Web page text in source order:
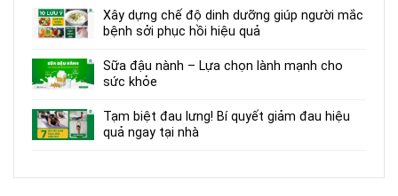
Xây dựng chế độ dinh dưỡng giúp người mắc
bệnh sởi phục hồi hiệu quả
Sữa đậu nành – Lựa chọn lành mạnh cho
sức khỏe
Tạm biệt đau lưng! Bí quyết giảm đau hiệu
quả ngay tại nhà